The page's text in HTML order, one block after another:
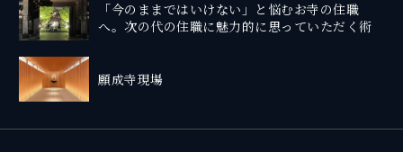
「今のままではいけない」と悩むお寺の住職
へ。次の代の住職に魅力的に思っていただく術
願成寺現場